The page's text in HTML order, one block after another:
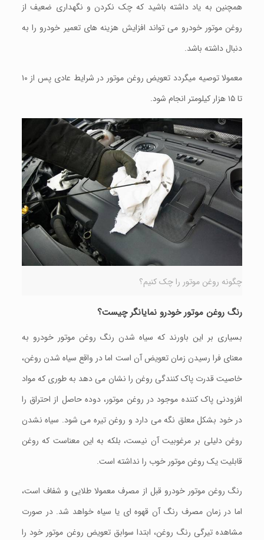
همچنین به یاد داشته باشید که چک نکردن و نگهداری ضعیف از
روغن موتور خودرو می تواند افزایش هزینه های تعمیر خودرو را به
دنبال داشته باشد.
معمولا توصیه میگردد تعویض روغن موتور در شرایط عادی پس از ۱۰
تا ۱۵ هزار کیلومتر انجام شود.
چگونه روغن موتور را چک کنیم؟
رنگ روغن موتور خودرو نمایانگر چیست؟
بسیاری بر این باورند که سیاه شدن رنگ روغن موتور خودرو به
معنای فرا رسیدن زمان تعویض آن است اما در واقع سیاه شدن روغن،
خاصیت قدرت پاک کنندگی روغن را نشان می دهد به طوری که مواد
افزودنی پاک کننده موجود در روغن موتور، دوده حاصل از احتراق را
در خود بشکل معلق نگه می‌ دارد و روغن تیره می‌ شود. سیاه نشدن
روغن دلیلی بر مرغوبیت آن نیست، بلکه به این معناست که روغن
قابلیت یک روغن موتور خوب را نداشته است.
رنگ روغن موتور خودرو قبل از مصرف معمولا طلایی و شفاف است،
اما در زمان مصرف رنگ آن قهوه ای یا سیاه خواهد شد. در صورت
مشاهده تیرگی رنگ روغن، ابتدا سوابق تعویض روغن موتور خود را